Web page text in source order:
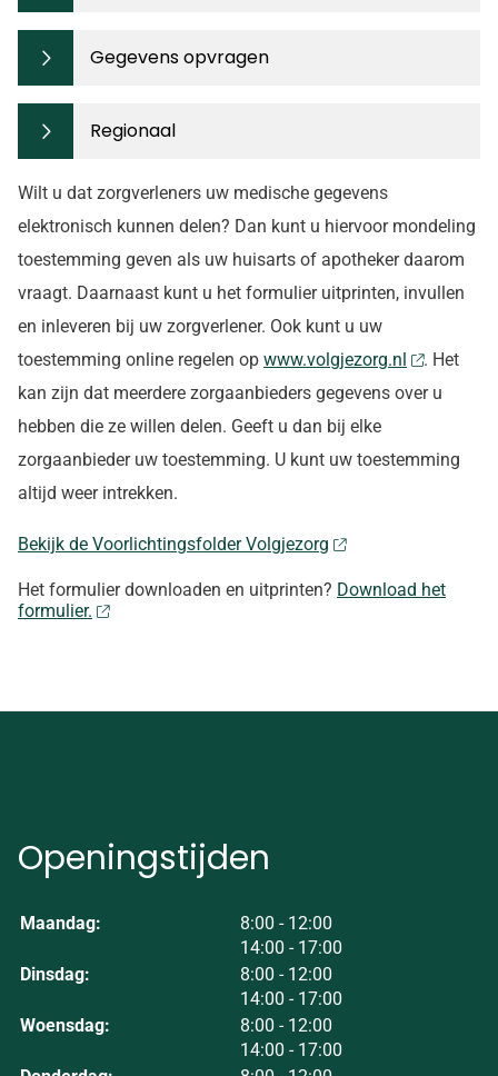
Gegevens opvragen
Regionaal
Wilt u dat zorgverleners uw medische gegevens
elektronisch kunnen delen? Dan kunt u hiervoor mondeling
toestemming geven als uw huisarts of apotheker daarom
vraagt. Daarnaast kunt u het formulier uitprinten, invullen
en inleveren bij uw zorgverlener. Ook kunt u uw
toestemming online regelen op www.volgjezorg.nl
. Het
kan zijn dat meerdere zorgaanbieders gegevens over u
hebben die ze willen delen. Geeft u dan bij elke
zorgaanbieder uw toestemming. U kunt uw toestemming
altijd weer intrekken.
Bekijk de Voorlichtingsfolder Volgjezorg
Het formulier downloaden en uitprinten? Download het
formulier.
Openingstijden
Maandag: 8:00 tot
- 12:00
14:00 tot
- 17:00
Dinsdag:
8:00 tot
- 12:00
14:00 tot
- 17:00
Woensdag:
8:00 tot
- 12:00
14:00 tot
- 17:00